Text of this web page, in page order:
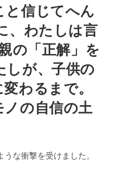
と信じてへん
、わたしは言
の「正解」を
しが、子供の
わるまで。
の自信の土
な衝撃を受けました。